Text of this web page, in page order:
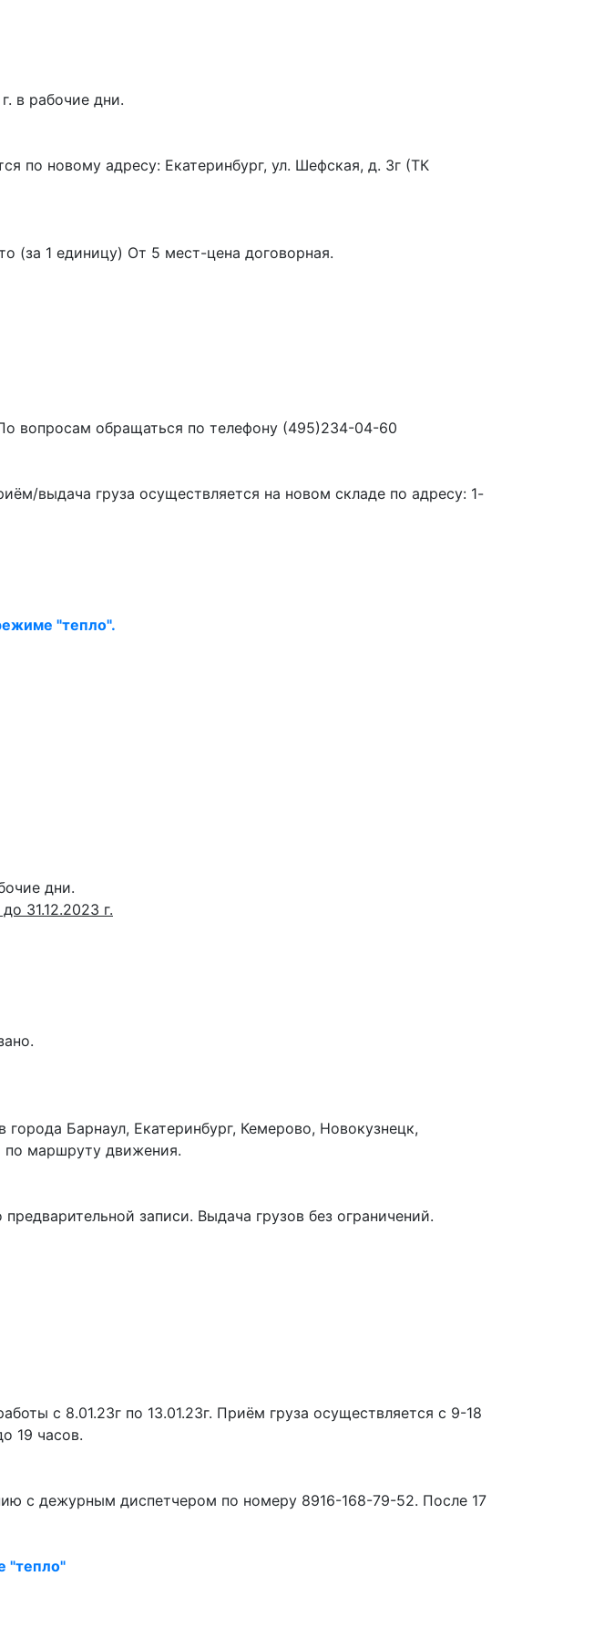
в рабочие дни.
по новому адресу: Екатеринбург, ул. Шефская, д. 3г (ТК
(за 1 единицу) От 5 мест-цена договорная.
вопросам обращаться по телефону (495)234-04-60
выдача груза осуществляется на новом складе по адресу: 1-
"тепло".
дни.
31.12.2023 г.
Барнаул, Екатеринбург, Кемерово, Новокузнецк,
по маршруту движения.
записи. Выдача грузов без ограничений.
с 8.01.23г по 13.01.23г. Приём груза осуществляется с 9-18
19 часов.
с дежурным диспетчером по номеру 8916-168-79-52. После 17
"тепло"